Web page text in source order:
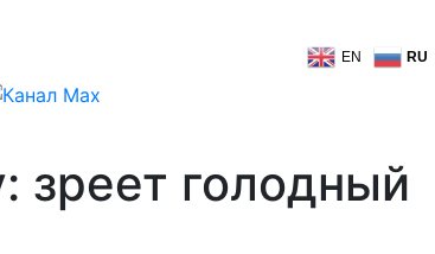
EN RU
зреет голодный